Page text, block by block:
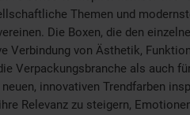
Themen und
Die Boxen, die den
Verbindung von Ästhetik,
Verpackungsbranche als auch
innovativen Trendfarben
Relevanz zu steigern,